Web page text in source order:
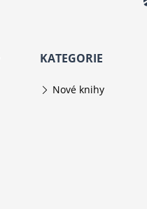
KATEGORIE
Nové knihy